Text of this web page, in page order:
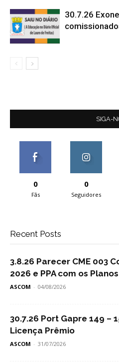
30.7.26
SIGA-
0
Fãs
0
Seguidores
Recent Posts
3.8.26 Parecer CME 003
2026 e PPA com os
ASCOM - 04/08/2026
30.7.26 Port Gapre 149 –
Licença Prêmio
ASCOM - 31/07/2026